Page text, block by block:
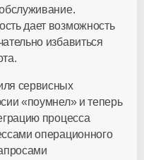
дает возможность
избавиться
сервисных
«поумнел» и теперь
процесса
операционного